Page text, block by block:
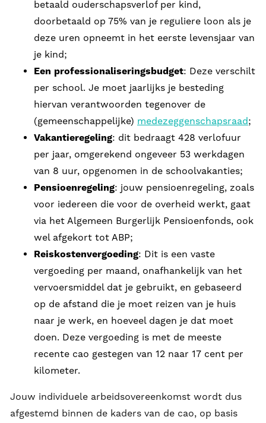
betaald ouderschapsverlof per kind,
doorbetaald op 75% van je reguliere loon als je
deze uren opneemt in het eerste levensjaar van
je kind;
Een professionaliseringsbudget: Deze verschilt
per school. Je moet jaarlijks je besteding
hiervan verantwoorden tegenover de
(gemeenschappelijke) medezeggenschapsraad;
Vakantieregeling: dit bedraagt 428 verlofuur
per jaar, omgerekend ongeveer 53 werkdagen
van 8 uur, opgenomen in de schoolvakanties;
Pensioenregeling: jouw pensioenregeling, zoals
voor iedereen die voor de overheid werkt, gaat
via het Algemeen Burgerlijk Pensioenfonds, ook
wel afgekort tot ABP;
Reiskostenvergoeding: Dit is een vaste
vergoeding per maand, onafhankelijk van het
vervoersmiddel dat je gebruikt, en gebaseerd
op de afstand die je moet reizen van je huis
naar je werk, en hoeveel dagen je dat moet
doen. Deze vergoeding is met de meeste
recente cao gestegen van 12 naar 17 cent per
kilometer.
Jouw individuele arbeidsovereenkomst wordt dus
afgestemd binnen de kaders van de cao, op basis